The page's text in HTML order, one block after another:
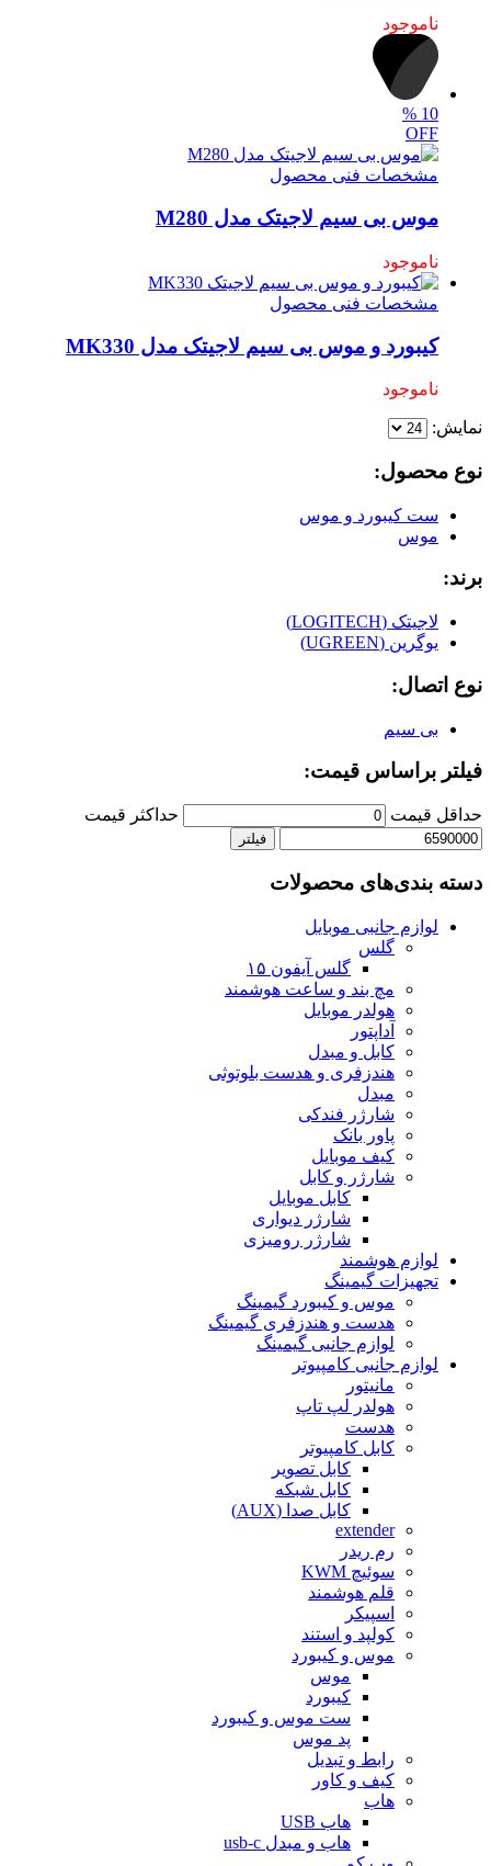
ناموجود
10
%
OFF
مشخصات فنی محصول
موس بی سیم لاجیتک مدل M280
ناموجود
مشخصات فنی محصول
کیبورد و موس بی سیم لاجیتک مدل MK330
ناموجود
نمایش:
نوع محصول:
ست کیبورد و موس
موس
برند:
لاجیتک (LOGITECH)
یوگرین (UGREEN)
نوع اتصال:
بی سیم
فیلتر براساس قیمت:
حداقل قیمت حداكثر قيمت
فیلتر
دسته بندی‌های محصولات
لوازم جانبی موبایل
گلس
گلس آیفون ۱۵
مچ بند و ساعت هوشمند
هولدر موبایل
آداپتور
کابل و مبدل
هندزفری و هدست بلوتوثی
مبدل
شارژر فندکی
پاور بانک
کیف موبایل
شارژر و کابل
کابل موبایل
شارژر دیواری
شارژر رومیزی
لوازم هوشمند
تجهیزات گیمینگ
موس و کیبورد گیمینگ
هدست و هندزفری گیمینگ
لوازم جانبی گیمینگ
لوازم جانبی کامپیوتر
مانیتور
هولدر لپ تاپ
هدست
کابل کامپیوتر
کابل تصویر
کابل شبکه
کابل صدا (AUX)
extender
رم ریدر
سوئیچ KWM
قلم هوشمند
اسپیکر
کولپد و استند
موس و کیبورد
موس
کیبورد
ست موس و کیبورد
پد موس
رابط و تبدیل
کیف و کاور
هاب
هاب USB
هاب و مبدل usb-c